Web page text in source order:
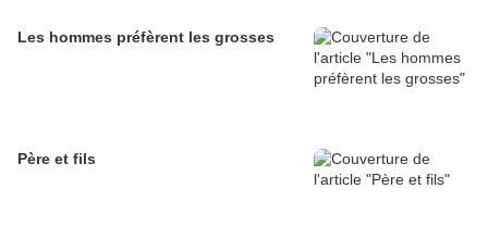
Les hommes préfèrent les grosses
Père et fils